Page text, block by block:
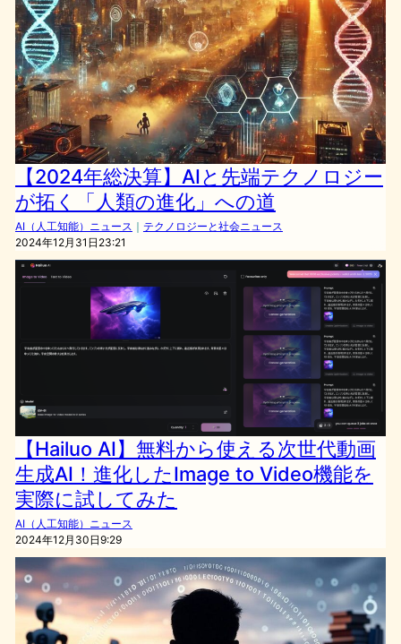
【2024年総決算】AIと先端テクノロジー
が拓く「人類の進化」への道
AI（人工知能）ニュース ｜ テクノロジーと社会ニュース
2024年12月31日23:21
【Hailuo AI】無料から使える次世代動画
生成AI！進化したImage to Video機能を
実際に試してみた
AI（人工知能）ニュース
2024年12月30日9:29